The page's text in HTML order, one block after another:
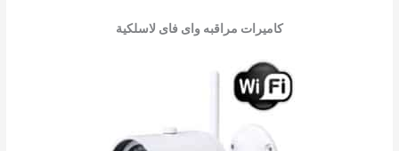
كاميرات مراقبه واى فاى لاسلكية